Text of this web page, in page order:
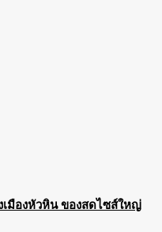
มืองหัวหิน ของสดไซส์ใหญ่